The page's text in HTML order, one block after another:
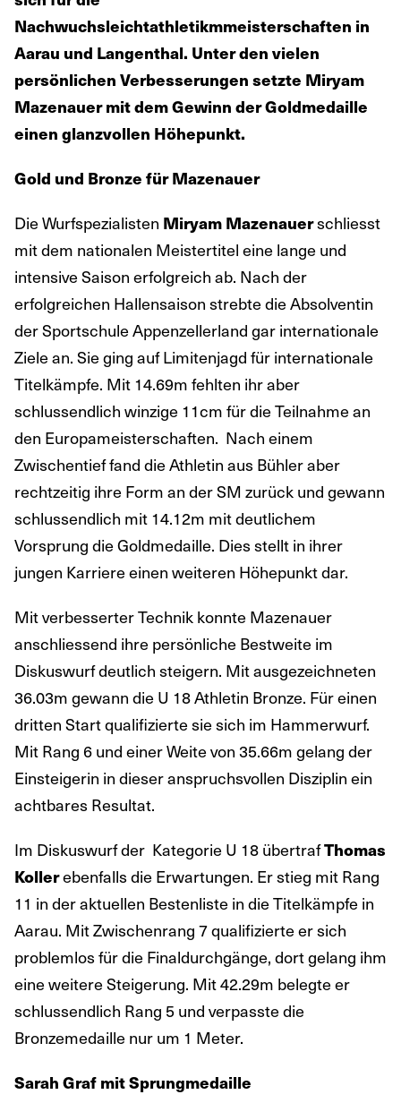
Nachwuchsleichtathletikmmeisterschaften in
Aarau und Langenthal. Unter den vielen
persönlichen Verbesserungen setzte Miryam
Mazenauer mit dem Gewinn der Goldmedaille
einen glanzvollen Höhepunkt.
Gold und Bronze für Mazenauer
Die Wurfspezialisten Miryam Mazenauerschliesst
mit dem nationalen Meistertitel eine lange und
intensive Saison erfolgreich ab. Nach der
erfolgreichen Hallensaison strebte die Absolventin
der Sportschule Appenzellerland gar internationale
Ziele an. Sie ging auf Limitenjagd für internationale
Titelkämpfe. Mit 14.69m fehlten ihr aber
schlussendlich winzige 11cm für die Teilnahme an
den Europameisterschaften. Nach einem
Zwischentief fand die Athletin aus Bühler aber
rechtzeitig ihre Form an der SM zurück und gewann
schlussendlich mit 14.12m mit deutlichem
Vorsprung die Goldmedaille. Dies stellt in ihrer
jungen Karriere einen weiteren Höhepunkt dar.
Mit verbesserter Technik konnte Mazenauer
anschliessend ihre persönliche Bestweite im
Diskuswurf deutlich steigern. Mit ausgezeichneten
36.03m gewann die U 18 Athletin Bronze. Für einen
dritten Start qualifizierte sie sich im Hammerwurf.
Mit Rang 6 und einer Weite von 35.66m gelang der
Einsteigerin in dieser anspruchsvollen Disziplin ein
achtbares Resultat.
Im Diskuswurf der Kategorie U 18 übertrafThomas
Kollerebenfalls die Erwartungen. Er stieg mit Rang
11 in der aktuellen Bestenliste in die Titelkämpfe in
Aarau. Mit Zwischenrang 7 qualifizierte er sich
problemlos für die Finaldurchgänge, dort gelang ihm
eine weitere Steigerung. Mit 42.29m belegte er
schlussendlich Rang 5 und verpasste die
Bronzemedaille nur um 1 Meter.
Sarah Graf mit Sprungmedaille